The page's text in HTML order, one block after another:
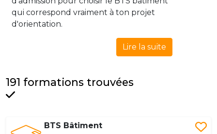
qui correspond vraiment à ton projet
d'orientation.
Lire la suite
191 formations trouvées
BTS Bâtiment